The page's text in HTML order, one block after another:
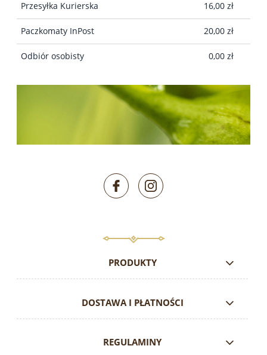
Przesyłka Kurierska 16,00 zł
Paczkomaty InPost 20,00 zł
Odbiór osobisty 0,00 zł
PRODUKTY
DOSTAWA I PŁATNOŚCI
REGULAMINY